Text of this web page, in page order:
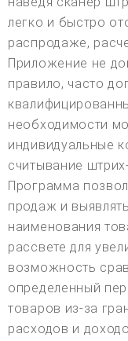
легко и быстро
распродаже,
Приложение не
правило, часто
необходимости
индивидуальные
считывание
Программа
продаж и
наименования
рассвете для
возможность
определенный
товаров из-за
расходов и